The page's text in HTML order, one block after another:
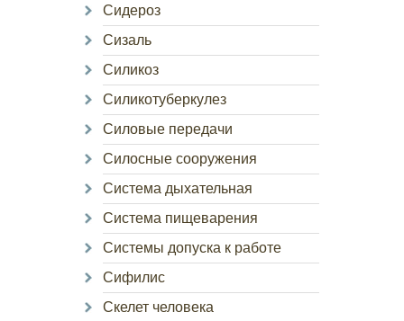
Сидероз
Сизаль
Силикоз
Силикотуберкулез
Силовые передачи
Силосные сооружения
Система дыхательная
Система пищеварения
Системы допуска к работе
Сифилис
Скелет человека